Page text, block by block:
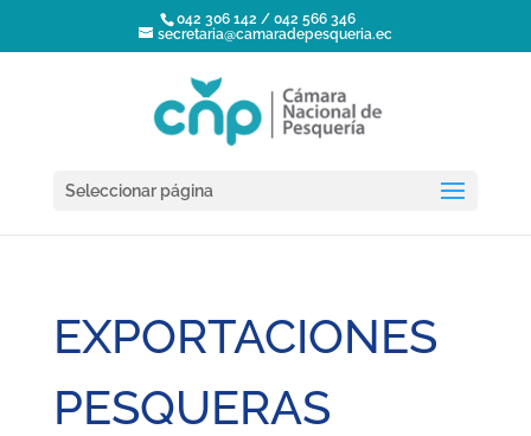
042 306 142 / 042 566 346
secretaria@camaradepesqueria.ec
Seleccionar página
EXPORTACIONES
PESQUERAS